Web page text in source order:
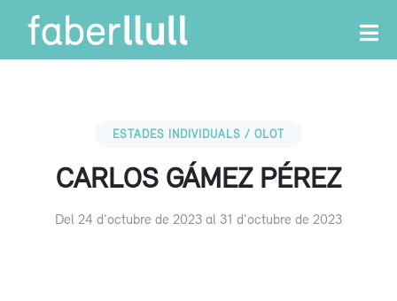
ESTADES INDIVIDUALS / OLOT
CARLOS GÁMEZ PÉREZ
Del 24 d'octubre de 2023 al 31 d'octubre de 2023